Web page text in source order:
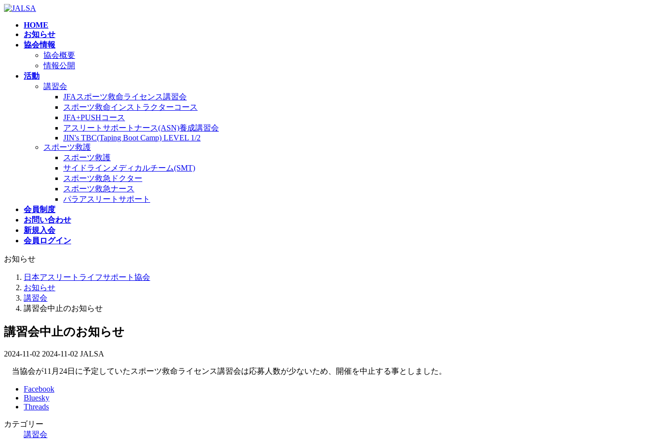
コ
ナ
HOME
お知らせ
協会情報
協会概要
情報公開
活動
講習会
JFAスポーツ救命ライセンス講習会
スポーツ救命インストラクターコース
JFA+PUSHコース
アスリートサポートナース(ASN)養成講習会
JIN's TBC(Taping Boot Camp) LEVEL 1/2
スポーツ救護
スポーツ救護
サイドラインメディカルチーム(SMT)
スポーツ救急ドクター
スポーツ救急ナース
パラアスリートサポート
会員制度
お問い合わせ
新規入会
会員ログイン
お知らせ
日本アスリートライフサポート協会
お知らせ
講習会
講習会中止のお知らせ
講習会中止のお知らせ
2024-11-02 最
更
日
時
2024-11-02 JALSA
当協会が11月24日に予定していたスポーツ救命ライセンス講習会は応募人数が少ないため、開催を中止する事としました。
Facebook
Bluesky
Threads
カテゴリー
講習会